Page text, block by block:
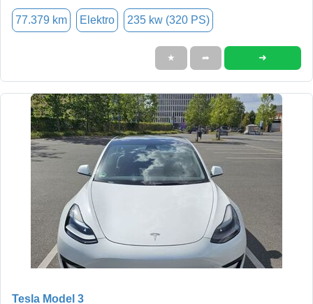
77.379 km Elektro 235 kw (320 PS)
★ ➦ ➜
Tesla Model 3